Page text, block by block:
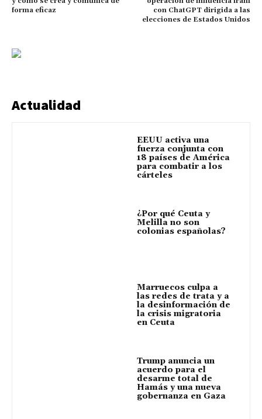
forma eficaz
con ChatGPT dirigida a las
elecciones de Estados Unidos
Actualidad
EEUU activa una
fuerza conjunta con
18 países de América
para combatir a los
cárteles
¿Por qué Ceuta y
Melilla no son
colonias españolas?
Marruecos culpa a
las redes de trata y a
la desinformación de
la crisis migratoria
en Ceuta
Trump anuncia un
acuerdo para el
desarme total de
Hamás y una nueva
gobernanza en Gaza